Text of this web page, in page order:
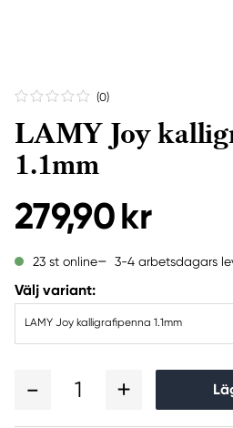
(0)
LAMY Joy
1.1mm
279,90 kr
23 st online 3-4 arbetsdagars
Välj variant:
LAMY Joy kalligrafipenna 1.1mm
1